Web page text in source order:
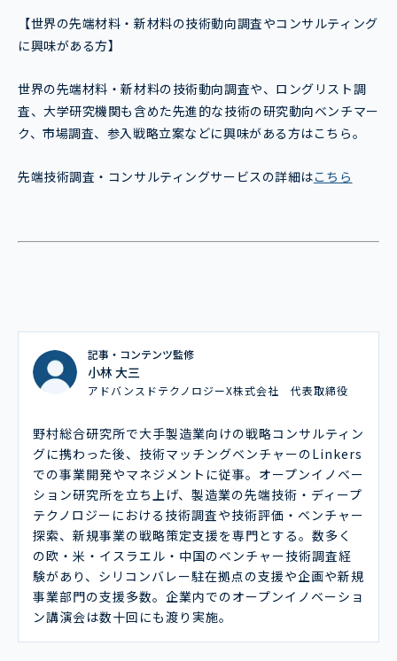
【世界の先端材料・新材料の技術動向調査やコンサルティング
に興味がある方】
世界の先端材料・新材料の技術動向調査や、ロングリスト調
査、大学研究機関も含めた先進的な技術の研究動向ベンチマー
ク、市場調査、参入戦略立案などに興味がある方はこちら。
先端技術調査・コンサルティングサービスの詳細はこちら
記事・コンテンツ監修
小林 大三
アドバンスドテクノロジーX株式会社 代表取締役
野村総合研究所で大手製造業向けの戦略コンサルティン
グに携わった後、技術マッチングベンチャーのLinkers
での事業開発やマネジメントに従事。オープンイノベー
ション研究所を立ち上げ、製造業の先端技術・ディープ
テクノロジーにおける技術調査や技術評価・ベンチャー
探索、新規事業の戦略策定支援を専門とする。数多く
の欧・米・イスラエル・中国のベンチャー技術調査経
験があり、シリコンバレー駐在拠点の支援や企画や新規
事業部門の支援多数。企業内でのオープンイノベーショ
ン講演会は数十回にも渡り実施。